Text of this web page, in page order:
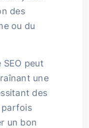
des
ou du
SEO peut
une
des
parfois
un bon